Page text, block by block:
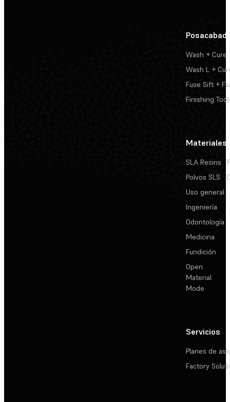
Wash + Cure
Wash L +
Fuse Sift +
Finishing
Materiales
SLA Resins
Polvos SLS
Uso general
Ingeniería
Odontología
Medicina
Fundición
Open
Material
Mode
Servicios
Planes de
Factory